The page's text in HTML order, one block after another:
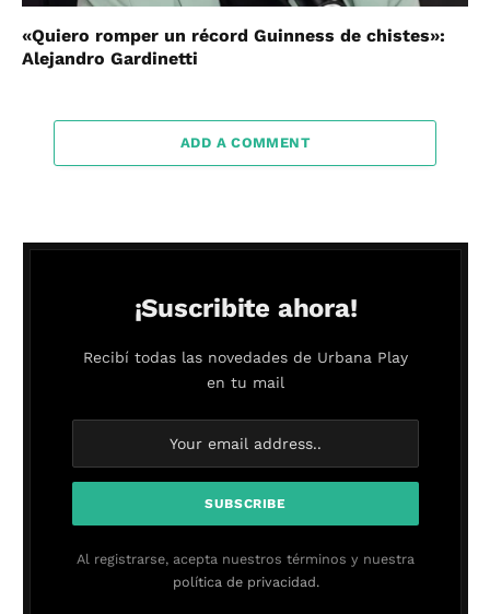
«Quiero romper un récord Guinness de chistes»:
Alejandro Gardinetti
ADD A COMMENT
¡Suscribite ahora!
Recibí todas las novedades de Urbana Play
en tu mail
Al registrarse, acepta nuestros términos y nuestra
política de privacidad.